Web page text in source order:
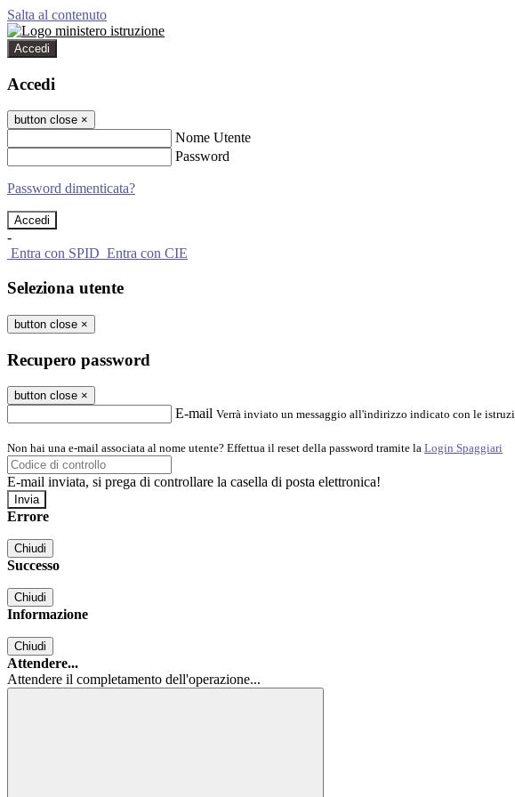
Salta al contenuto
Accedi
Accedi
button close ×
Nome Utente
Password
Password dimenticata?
-
Entra con SPID Entra con CIE
Seleziona utente
button close ×
Recupero password
button close ×
E-mail Verrà inviato un messaggio all'indirizzo indicato con le
Non hai una e-mail associata al nome utente? Effettua il reset della password tramite la Login Spaggiari
E-mail inviata, si prega di controllare la casella di posta elettronica!
Errore
Chiudi
Successo
Chiudi
Informazione
Chiudi
Attendere...
Attendere il completamento dell'operazione...